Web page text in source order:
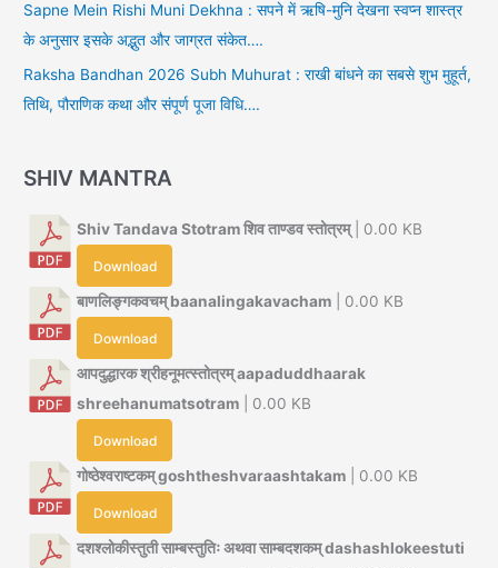
Sapne Mein Rishi Muni Dekhna : सपने में ऋषि-मुनि देखना स्वप्न शास्त्र
के अनुसार इसके अद्भुत और जाग्रत संकेत….
Raksha Bandhan 2026 Subh Muhurat : राखी बांधने का सबसे शुभ मुहूर्त,
तिथि, पौराणिक कथा और संपूर्ण पूजा विधि….
SHIV MANTRA
Shiv Tandava Stotram शिव ताण्डव स्तोत्रम्| 0.00 KB
Download
बाणलिङ्गकवचम् baanalingakavacham | 0.00 KB
Download
आपदुद्धारक श्रीहनूमत्स्तोत्रम् aapaduddhaarak
shreehanumatsotram | 0.00 KB
Download
गोष्ठेश्वराष्टकम् goshtheshvaraashtakam | 0.00 KB
Download
दशश्लोकीस्तुती साम्बस्तुतिः अथवा साम्बदशकम् dashashlokeestuti